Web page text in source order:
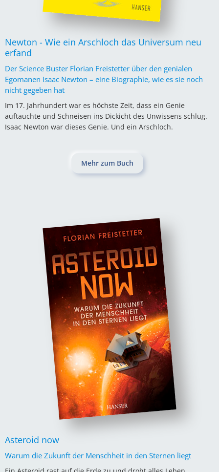
Newton - Wie ein Arschloch das Universum neu
erfand
Der Science Buster Florian Freistetter über den genialen
Egomanen Isaac Newton – eine Biographie, wie es sie noch
nicht gegeben hat
Im 17. Jahrhundert war es höchste Zeit, dass ein Genie
auftauchte und Schneisen ins Dickicht des Unwissens schlug.
Isaac Newton war dieses Genie. Und ein Arschloch.
Mehr zum Buch
Asteroid now
Warum die Zukunft der Menschheit in den Sternen liegt